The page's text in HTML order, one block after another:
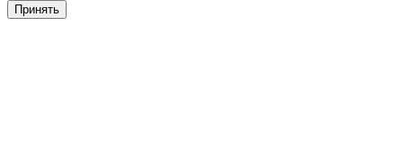
Принять